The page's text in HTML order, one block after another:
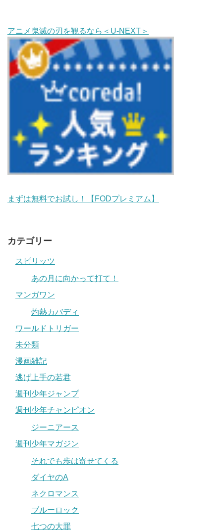
アニメ鬼滅の刃を観るなら＜U-NEXT＞
まずは無料でお試し！【FODプレミアム】
カテゴリー
スピリッツ
あの月に向かって打て！
マンガワン
灼熱カバディ
ワールドトリガー
未分類
漫画雑記
逃げ上手の若君
週刊少年ジャンプ
週刊少年チャンピオン
ジーニアース
週刊少年マガジン
それでも歩は寄せてくる
ダイヤのA
ネクロマンス
ブルーロック
七つの大罪